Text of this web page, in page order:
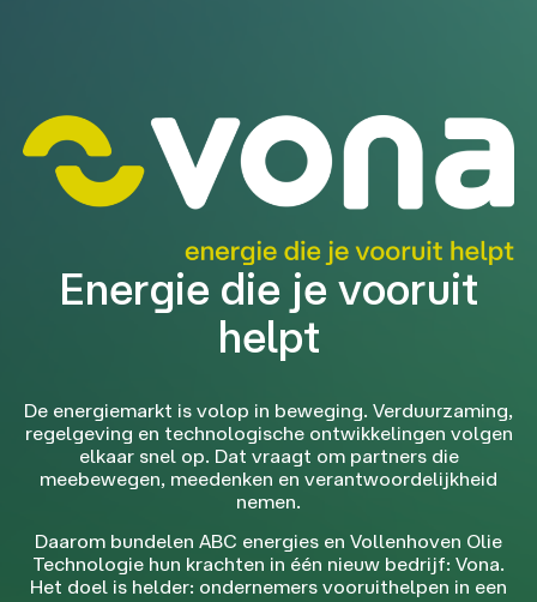
Energie die je vooruit
helpt
De energiemarkt is volop in beweging. Verduurzaming,
regelgeving en technologische ontwikkelingen volgen
elkaar snel op. Dat vraagt om partners die
meebewegen, meedenken en verantwoordelijkheid
nemen.
Daarom bundelen ABC energies en Vollenhoven Olie
Technologie hun krachten in één nieuw bedrijf: Vona.
Het doel is helder: ondernemers vooruithelpen in een